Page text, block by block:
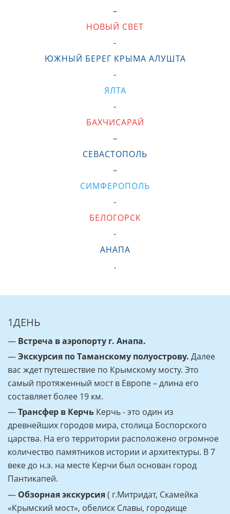
–
НОВЫЙ СВЕТ
-
ЮЖНЫЙ БЕРЕГ КРЫМА АЛУШТА
-
ЯЛТА
-
БАХЧИСАРАЙ
–
СЕВАСТОПОЛЬ
–
СИМФЕРОПОЛЬ
-
БЕЛОГОРСК
-
АНАПА
.
1ДЕНЬ
— Встреча в аэропорту г. Анапа.
—Экскурсия по Таманскому полуострову. Далее
вас ждет путешествие по Крымскому мосту. Это
самый протяженный мост в Европе – длина его
составляет более 19 км.
—Трансфер в Керчь Керчь - это один из
древнейших городов мира, столица Боспорского
царства. На его территории расположено огромное
количество памятников истории и архитектуры. В 7
веке до н.э. на месте Керчи был основан город
Пантикапей.
— Обзорная экскурсия( г.Митридат, Скамейка
«Крымский мост», обелиск Славы, городище